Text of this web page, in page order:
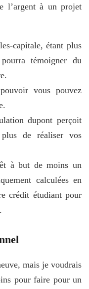
l’argent à un projet
capitale, étant plus
témoigner du
vous pouvez
dupont perçoit
de réaliser vos
à but de moins un
calculées en
crédit étudiant pour
mais je voudrais
pour faire pour un